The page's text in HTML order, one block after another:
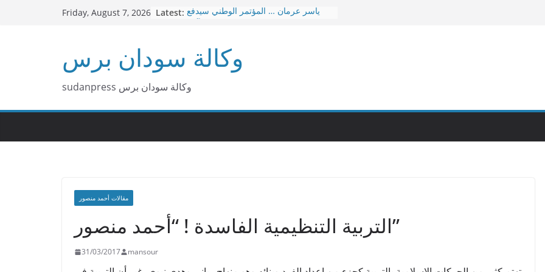
Friday, August 7, 2026 Latest: ياسر عرمان … المؤتمر الوطني سيدفع
عاجل … نقل العاصمة الإدارية من
بورتسودان الي عطبرة
د. امين حسن عمر – الإسلاميون … لا توجد
صفقات
السوداني
وكالة سودان برس
sudanpress وكالة سودان برس
مقالات أحمد منصور
التربية التنظيمية الفاسدة ! “أحمد منصور”
31/03/2017 mansour